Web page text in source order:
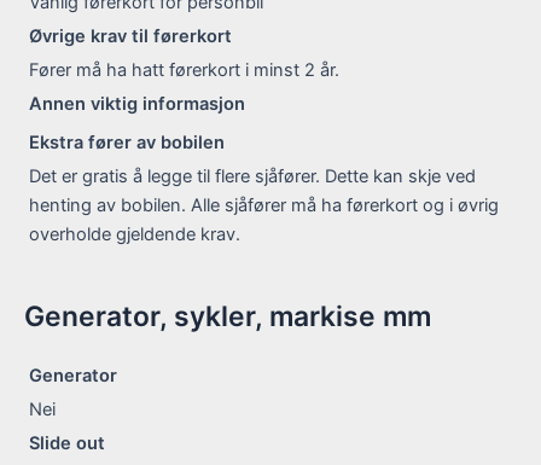
Øvrige krav til førerkort
Fører må ha hatt førerkort i minst 2 år.
Annen viktig informasjon
Ekstra fører av bobilen
Det er gratis å legge til flere sjåfører. Dette kan skje ved
henting av bobilen. Alle sjåfører må ha førerkort og i øvrig
overholde gjeldende krav.
Generator, sykler, markise mm
Generator
Nei
Slide out